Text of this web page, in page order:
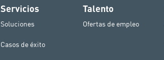
Servicios
Soluciones
Casos de éxito
Talento
Ofertas de empleo